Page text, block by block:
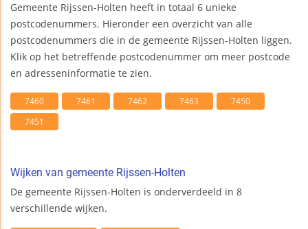
Gemeente Rijssen-Holten heeft in totaal 6 unieke
postcodenummers. Hieronder een overzicht van alle
postcodenummers die in de gemeente Rijssen-Holten liggen.
Klik op het betreffende postcodenummer om meer postcode
en adresseninformatie te zien.
7460 7461 7462 7463
7450
7451
Wijken van gemeente Rijssen-Holten
De gemeente Rijssen-Holten is onderverdeeld in 8
verschillende wijken.